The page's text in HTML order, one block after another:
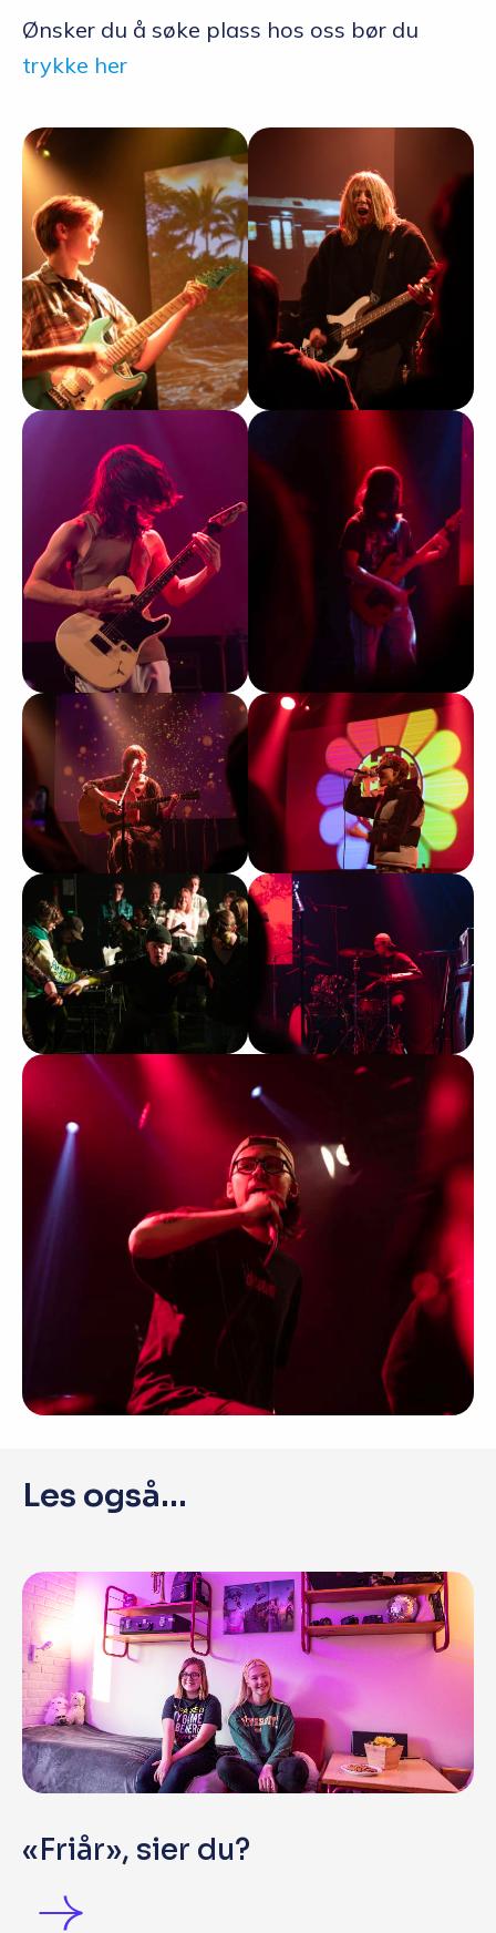
Ønsker du å søke plass hos oss bør du
trykke her
Les også...
«Friår», sier du?